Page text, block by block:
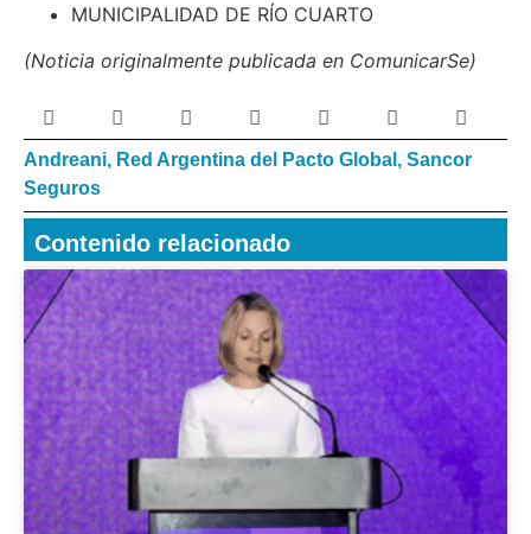
MUNICIPALIDAD DE RÍO CUARTO
(Noticia originalmente publicada en ComunicarSe)
Andreani, Red Argentina del Pacto Global , Sancor
Seguros
Contenido relacionado